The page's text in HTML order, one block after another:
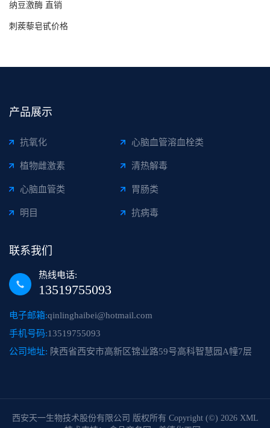
纳豆激酶 直销
刺蒺藜皂甙价格
产品展示
抗氧化 心脑血管溶血栓类
植物雌激素 清热解毒
心脑血管类 胃肠类
明目 抗病毒
联系我们
热线电话:
13519755093
电子邮箱:qinlinghaibei@hotmail.com
手机号码:13519755093
公司地址: 陕西省西安市高新区锦业路59号高科智慧园A幢7层
西安天一生物技术股份有限公司 版权所有 Copyright (©) 2026 XML